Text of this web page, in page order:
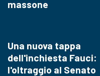
massone
Una nuova tappa
dell'inchiesta Fauci:
l'oltraggio al Senato